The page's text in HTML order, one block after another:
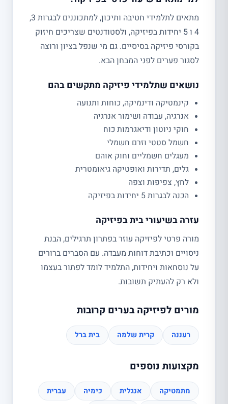
מתאים לתלמידי חטיבה ותיכון, למתכוננים לבגרות 3,
4 ו 5 יחידות בפיזיקה, ולסטודנטים שצריכים חיזוק
בקורסי פיזיקה בסיסיים. גם מי שנפל בציון ורוצה
לסגור פערים לפני המבחן הבא.
נושאים שתלמידי פיזיקה מתקשים בהם
קינמטיקה ודינמיקה, כוחות ותנועה
אנרגיה, עבודה ושימור אנרגיה
חוקי ניוטון ודיאגרמות כוח
חשמל סטטי וזרם חשמלי
מעגלים חשמליים וחוק אוהם
גלים, תדירות ואופטיקה גיאומטרית
לחץ, צפיפות וצפה
הכנה לבגרות 5 יחידות בפיזיקה
עזרה בשיעורי בית בפיזיקה
מורה פרטי לפיזיקה עוזר בפתרון תרגילים, הבנת
ניסויים וכתיבת דוחות מעבדה. עם הסברים ברורים
על נוסחאות ויחידות, התלמיד לומד לפתור בעצמו
ולא רק להעתיק תשובות.
מורים לפיזיקה בערים קרובות
רעננה קרית שלמה בית ברל
מקצועות נוספים
מתמטיקה אנגלית כימיה
עברית